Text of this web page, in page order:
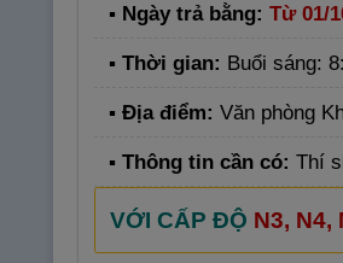
▪ Ngày trả bằng: Từ 01/
▪ Thời gian: Buổi sáng:
▪ Địa điểm: Văn phòng
▪ Thông tin cần có: Thí
VỚI CẤP ĐỘ N3, N4,